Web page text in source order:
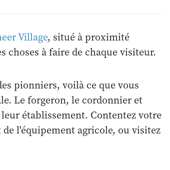
Village, situé à proximité
choses à faire de chaque visiteur.
pionniers, voilà ce que vous
Le forgeron, le cordonnier et
établissement. Contentez votre
l'équipement agricole, ou visitez